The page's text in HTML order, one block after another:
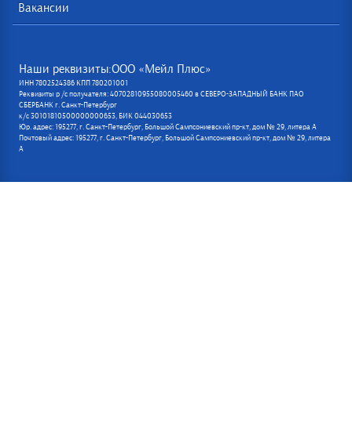
Вакансии
Наши реквизиты:ООО «Мейл Плюс»
ИНН 7802524386 КПП 780201001
Реквизиты р /с получателя: 40702810955080005460 в СЕВЕРО-ЗАПАДНЫЙ БАНК ПАО
СБЕРБАНК г. Санкт-Петербург
к/с 30101810500000000653, БИК 044030653
Юр. адрес: 195277, г. Санкт-Петербург, Большой Сампсониевский пр-кт, дом № 29, литера А
Почтовый адрес: 195277, г. Санкт-Петербург, Большой Сампсониевский пр-кт, дом № 29, литера
А